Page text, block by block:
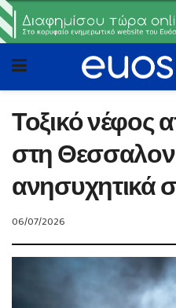
Τοξικό νέφος
στη
ανησυχητικά
06/07/2026